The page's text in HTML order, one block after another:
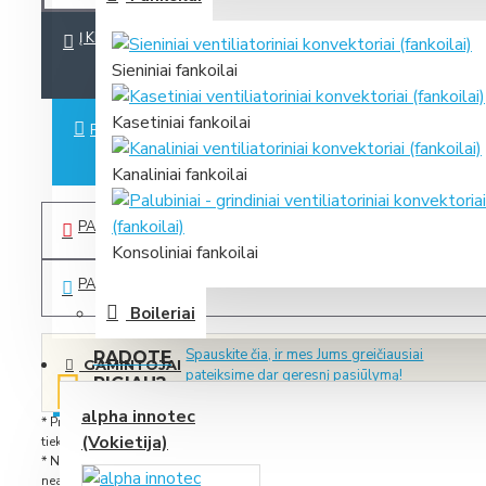
Sieniniai fankoilai
Kasetiniai fankoilai
Kanaliniai fankoilai
Konsoliniai fankoilai
Boileriai
GAMINTOJAI
alpha innotec
(Vokietija)
Į KREPŠELĮ
PIRKTI IŠ KARTO
PAGEIDAUTI
PALYGINTI
RADOTE
PIGIAU?
Spauskite čia, ir mes Jums greičiausiai
pateiksime dar geresnį pasiūlymą!
* Prekes, esančias sandėlyje, pristatome per 2-5 darbo dienas nuo
tiekimas iš gamyklos įprastai užtrunka 1-2 savaites, o išskirtiniais
* Nuotraukose matomi priedai nebūtinai yra prekės komplektacijoje.
neatitikti tikrosios.